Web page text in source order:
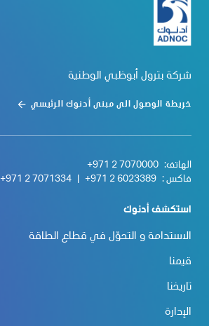
شركة بترول أبوظبي الوطنية
خريطة الوصول الى مبنى أدنوك الرئيسي
الهاتف: +971 2 7070000
فاكس : +971 2 6023389
+971 2 7071334
استكشف أدنوك
الاستدامة و التحوّل في قطاع الطاقة
قيمنا
تاريخنا
الإدارة